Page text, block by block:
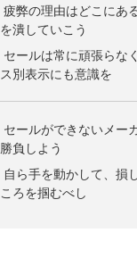
疲弊の理由はどこにあ
を潰していこう
セールは常に頑張ら
ス別表示にも意識を
セールができないメー
勝負しよう
自ら手を動かして、損
ころを掴むべし